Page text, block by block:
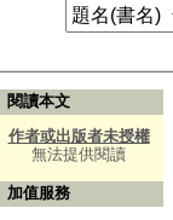
閱讀本文
作者或出版者未授權
無法提供閱讀
加值服務